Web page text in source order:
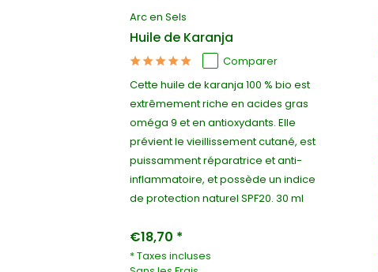
Arc en Sels
Huile de Karanja
Comparer
Cette huile de karanja 100 % bio est
extrêmement riche en acides gras
oméga 9 et en antioxydants. Elle
prévient le vieillissement cutané, est
puissamment réparatrice et anti-
inflammatoire, et possède un indice
de protection naturel SPF20. 30 ml
€18,70 *
* Taxes incluses